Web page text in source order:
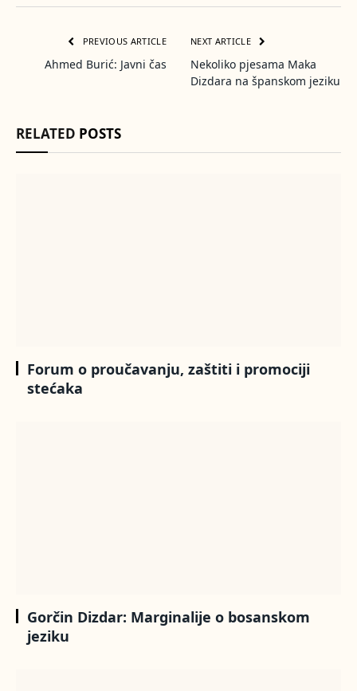
PREVIOUS ARTICLE
Ahmed Burić: Javni čas
NEXT ARTICLE
Nekoliko pjesama Maka
Dizdara na španskom jeziku
RELATED POSTS
Forum o proučavanju, zaštiti i promociji
stećaka
Gorčin Dizdar: Marginalije o bosanskom
jeziku